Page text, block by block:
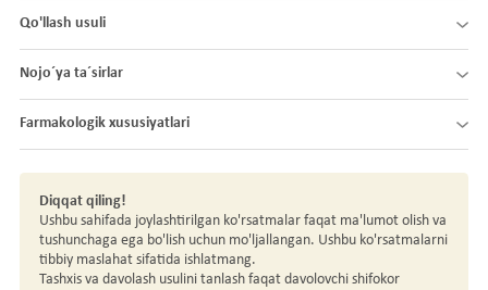
Qo'llash usuli
Nojo´ya ta´sirlar
Farmakologik xususiyatlari
Diqqat qiling!
Ushbu sahifada joylashtirilgan ko'rsatmalar faqat ma'lumot olish va
tushunchaga ega bo'lish uchun mo'ljallangan. Ushbu ko'rsatmalarni
tibbiy maslahat sifatida ishlatmang.
Tashxis va davolash usulini tanlash faqat davolovchi shifokor